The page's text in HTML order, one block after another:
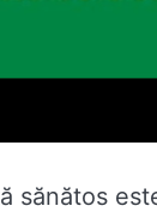
sănătos